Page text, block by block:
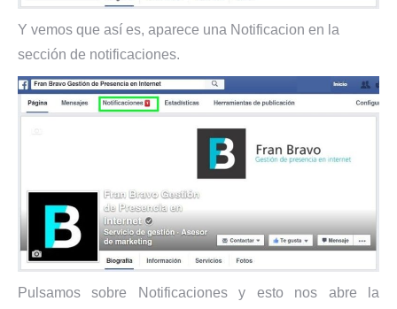
Y vemos que así es, aparece una Notificacion en la
sección de notificaciones.
Pulsamos sobre Notificaciones y esto nos abre la